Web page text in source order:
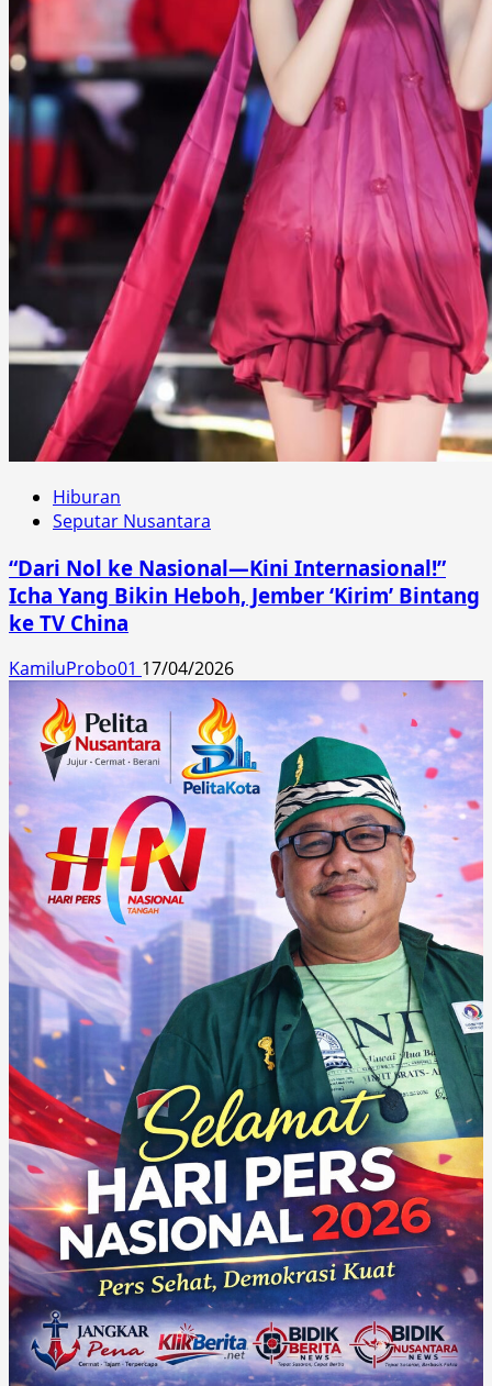
Hiburan
Seputar Nusantara
“Dari Nol ke Nasional—Kini Internasional!”
Icha Yang Bikin Heboh, Jember ‘Kirim’ Bintang
ke TV China
KamiluProbo01 17/04/2026